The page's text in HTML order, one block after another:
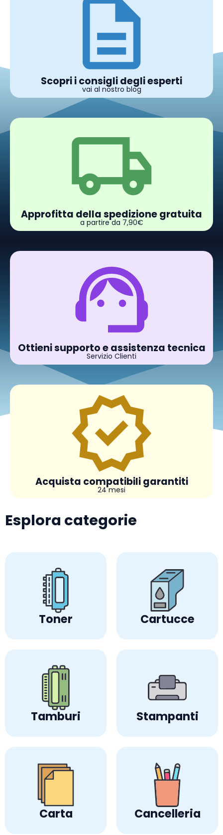
Scopri i consigli degli esperti
vai al nostro blog
Approfitta della spedizione gratuita
a partire da 7,90€
Ottieni supporto e assistenza tecnica
Servizio Clienti
Acquista compatibili garantiti
24 mesi
Esplora categorie
Toner Cartucce
Tamburi Stampanti
Carta Cancelleria